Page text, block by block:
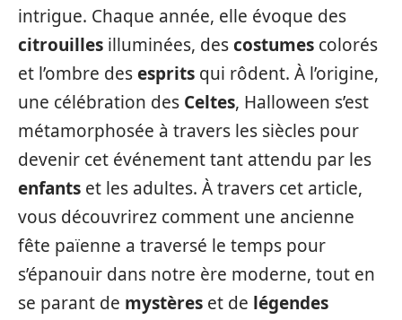
intrigue. Chaque année, elle évoque des
citrouilles illuminées, descostumes colorés
et l’ombre desesprits qui rôdent. À l’origine,
une célébration des Celtes, Halloween s’est
métamorphosée à travers les siècles pour
devenir cet événement tant attendu par les
enfants et les adultes. À travers cet article,
vous découvrirez comment une ancienne
fête païenne a traversé le temps pour
s’épanouir dans notre ère moderne, tout en
se parant de mystères et de légendes